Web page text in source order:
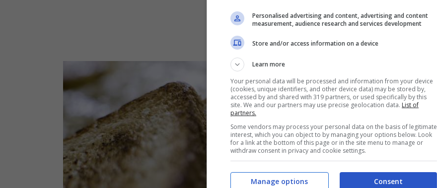
Personalised advertising and content, advertising and content
measurement, audience research and services development
Store and/or access information on a device
Learn more
Your personal data will be processed and information from your device
(cookies, unique identifiers, and other device data) may be stored by,
accessed by and shared with 319 partners, or used specifically by this
site. We and our partners may use precise geolocation data. List of
partners.
Some vendors may process your personal data on the basis of legitimate
interest, which you can object to by managing your options below. Look
for a link at the bottom of this page or in the site menu to manage or
withdraw consent in privacy and cookie settings.
Consent
Manage options